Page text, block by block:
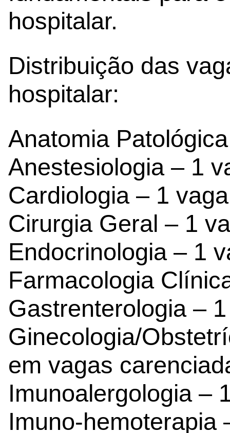
hospitalar.
Distribuição das
hospitalar:
Anatomia
Anestesiologia – 1
Cardiologia – 1 vaga
Cirurgia Geral – 1
Endocrinologia – 1
Farmacologia
Gastrenterologia –
Ginecologia/
em vagas
Imunoalergologia –
Imuno-hemoterapia